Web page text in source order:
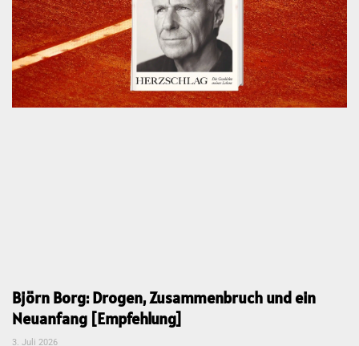
Björn Borg: Drogen, Zusammenbruch und ein
Neuanfang [Empfehlung]
3. Juli 2026